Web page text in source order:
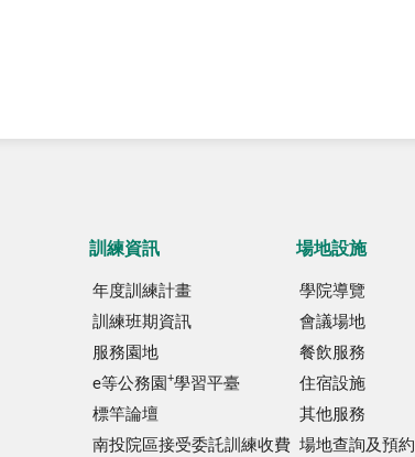
訓練資訊
年度訓練計畫
訓練班期資訊
服務園地
e等公務園 +學習平臺
標竿論壇
南投院區接受委託訓練收費
場地設施
學院導覽
會議場地
餐飲服務
住宿設施
其他服務
場地查詢及預約